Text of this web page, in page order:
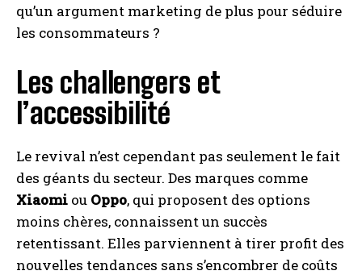
qu’un argument marketing de plus pour séduire
les consommateurs ?
Les challengers et
l’accessibilité
Le revival n’est cependant pas seulement le fait
des géants du secteur. Des marques comme
Xiaomi ou Oppo, qui proposent des options
moins chères, connaissent un succès
retentissant. Elles parviennent à tirer profit des
nouvelles tendances sans s’encombrer de coûts